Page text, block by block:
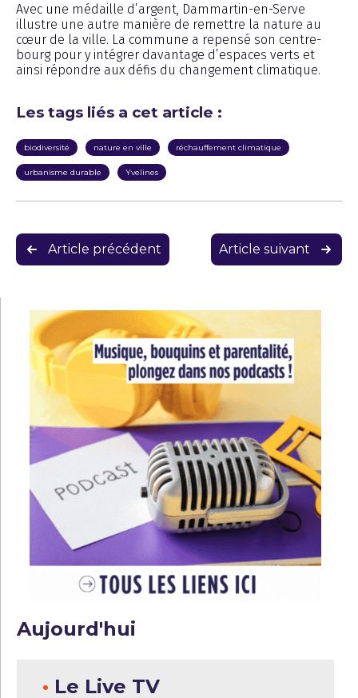
Avec une médaille d’argent, Dammartin-en-Serve
illustre une autre manière de remettre la nature au
cœur de la ville. La commune a repensé son centre-
bourg pour y intégrer davantage d’espaces verts et
ainsi répondre aux défis du changement climatique.
Les tags liés a cet article :
biodiversité nature en ville réchauffement climatique
urbanisme durable Yvelines
Navigation
de
Article précédent Article suivant
Aujourd'hui
• Le Live TV